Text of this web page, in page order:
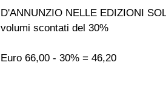
D'ANNUNZIO NELLE EDIZIONI
volumi scontati del 30%
Euro 66,00 - 30% = 46,20